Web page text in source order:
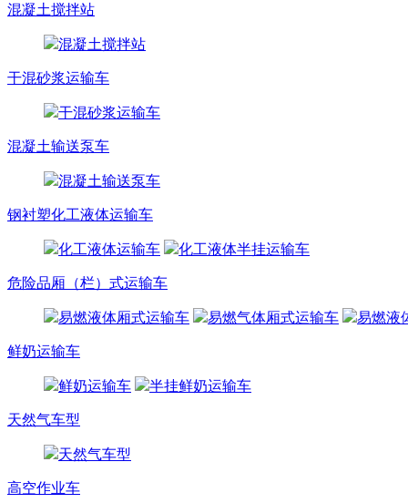
混凝土搅拌站
混凝土搅拌站
干混砂浆运输车
干混砂浆运输车
混凝土输送泵车
混凝土输送泵车
钢衬塑化工液体运输车
化工液体运输车 化工液体半挂运输车
危险品厢（栏）式运输车
易燃液体厢式运输车 易燃气体厢式运输车 易燃液
鲜奶运输车
鲜奶运输车 半挂鲜奶运输车
天然气车型
天然气车型
高空作业车